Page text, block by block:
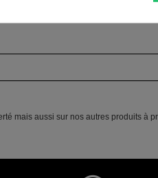
mais aussi sur nos autres produits à